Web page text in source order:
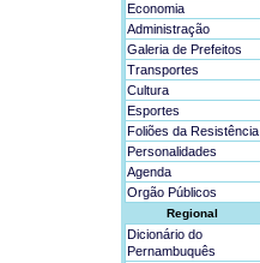
Economia
Administração
Galeria de Prefeitos
Transportes
Cultura
Esportes
Foliões da Resistência
Personalidades
Agenda
Orgão Públicos
Regional
Dicionário do
Pernambuquês